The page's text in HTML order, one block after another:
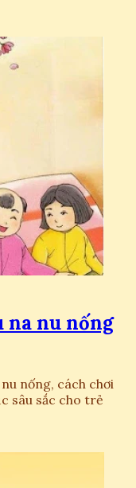
na nu nống
nống, cách chơi
sâu sắc cho trẻ